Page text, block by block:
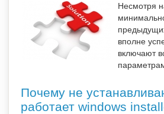
Несмотря
вполне
включают
Почему не
работает windows